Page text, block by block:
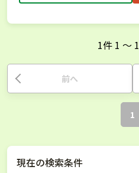
1件 1 〜 1
前へ
1
現在の検索条件